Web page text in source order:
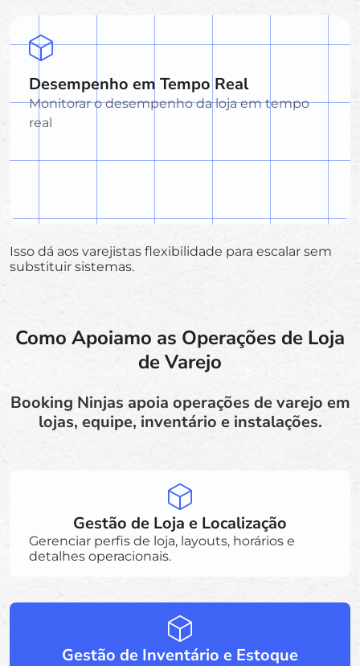
Desempenho em Tempo Real
Monitorar o desempenho da loja em tempo
real
Isso dá aos varejistas flexibilidade para escalar sem
substituir sistemas.
Como Apoiamo as Operações de Loja
de Varejo
Booking Ninjas apoia operações de varejo em
lojas, equipe, inventário e instalações.
Gestão de Loja e Localização
Gerenciar perfis de loja, layouts, horários e
detalhes operacionais.
Gestão de Inventário e Estoque